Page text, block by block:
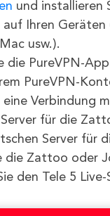
und installieren
auf Ihren Geräten
usw.).
die PureVPN-
PureVPN-
eine Verbindung
Server für die
Server für
die Zattoo oder
den Tele 5 Live-